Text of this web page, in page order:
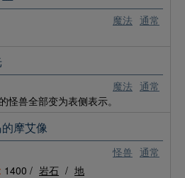
魔法 通常
魔法 通常
怪兽全部变为表侧表示。
怪兽 通常
摩艾像
1400 / 岩石 / 地